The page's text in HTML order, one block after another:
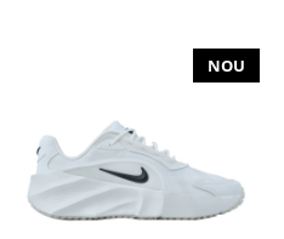
NOU